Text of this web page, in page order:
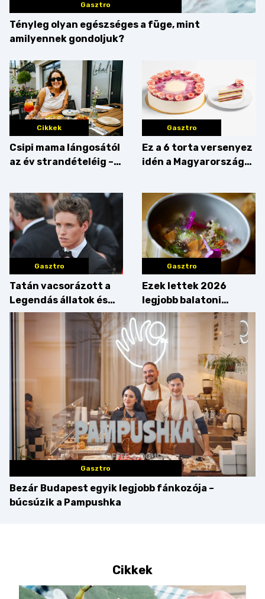
Gasztro
Tényleg olyan egészséges a füge, mint
amilyennek gondoljuk?
Cikkek
Csipi mama lángosától
az év strandételéig –
Balaton déli partját
Gasztro
Ez a 6 torta versenyez
idén a Magyarország
Gasztro
Tatán vacsorázott a
Legendás állatok és
megfigyelésük sztárja!
Gasztro
Ezek lettek 2026
legjobb balatoni
strandételei –
végigkóstoltuk a
győzteseket
Gasztro
Bezár Budapest egyik legjobb fánkozója –
búcsúzik a Pampushka
Cikkek